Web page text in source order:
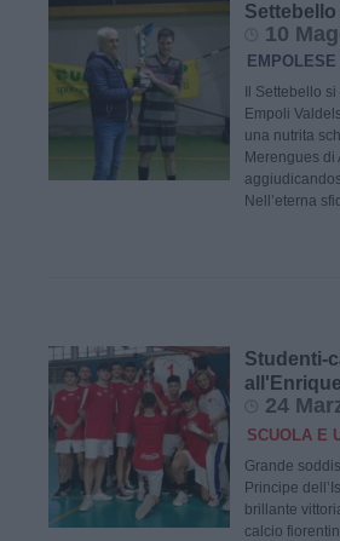
10
Il Settebello
Empoli
una nutrita
Merengues
Nell’eterna
Studenti-
24
SCUOLA E
Grande
Principe
brillante
calcio